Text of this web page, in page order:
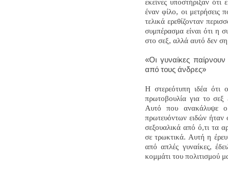
εκείνες υποστήριξαν ότι
έναν φίλο, οι μετρήσεις
τελικά ερεθίζονταν
συμπέρασμα είναι ότι η
στο σεξ, αλλά αυτό δεν
«Οι γυναίκες
από τους άνδρες»
Η στερεότυπη ιδέα ότι
πρωτοβουλία για το σεξ
Αυτό που ανακάλυψε ο
πρωτευόντων ειδών ήταν
σεξουαλικά από ό,τι τα
σε τρωκτικά. Αυτή η
από απλές γυναίκες,
κομμάτι του πολιτισμού